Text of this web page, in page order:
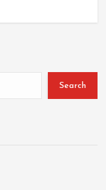
Search